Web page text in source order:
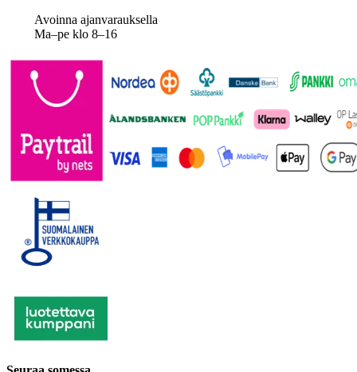
Avoinna ajanvarauksella
Ma–pe klo 8–16